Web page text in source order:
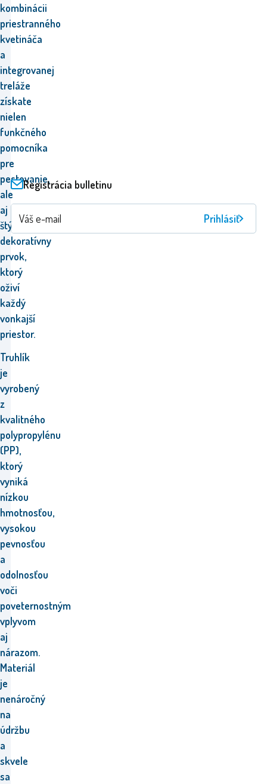
kombinácii
priestranného
kvetináča
a
integrovanej
treláže
získate
nielen
funkčného
pomocníka
pre
pestovanie,
ale
aj
štýlový
dekoratívny
prvok,
ktorý
oživí
každý
vonkajší
priestor.
Truhlík
je
vyrobený
z
kvalitného
polypropylénu
(PP),
ktorý
vyniká
nízkou
hmotnosťou,
vysokou
pevnosťou
a
odolnosťou
voči
poveternostným
vplyvom
aj
nárazom.
Materiál
je
nenáročný
na
údržbu
a
skvele
sa
Registrácia bulletinu
Prihlásiť